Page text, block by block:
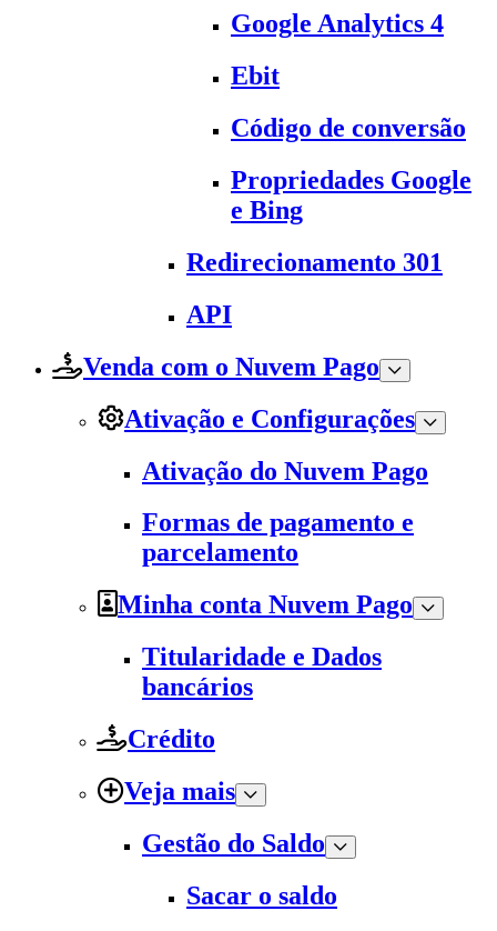
Google Analytics 4
Ebit
Código de conversão
Propriedades Google
e Bing
Redirecionamento 301
API
Venda com o Nuvem Pago
Ativação e Configurações
Ativação do Nuvem Pago
Formas de pagamento e
parcelamento
Minha conta Nuvem Pago
Titularidade e Dados
bancários
Crédito
Veja mais
Gestão do Saldo
Sacar o saldo